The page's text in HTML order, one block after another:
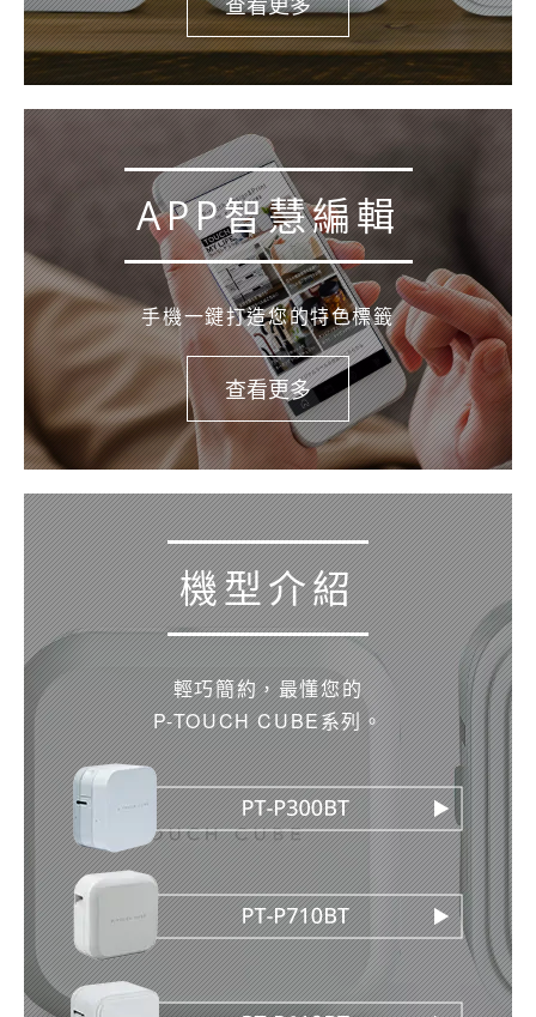
APP智慧編輯
手機一鍵打造您的特色標籤
查看更多
機型介紹
輕巧簡約，最懂您的
P-TOUCH CUBE系列。